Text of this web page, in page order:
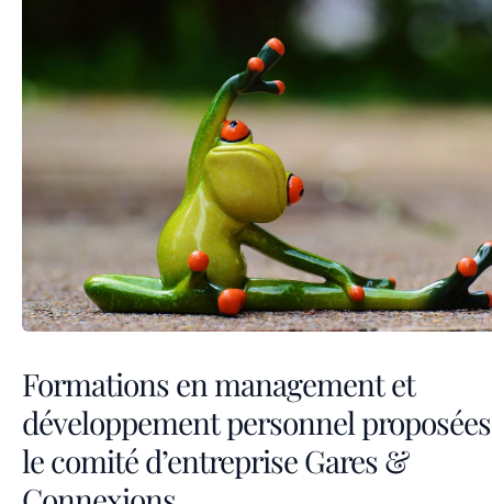
Formations en management et
développement personnel
le comité d’entreprise Gares &